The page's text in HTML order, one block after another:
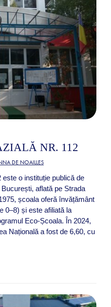
NR. 112
DE NOAILLES
o instituție publică de
aflată pe Strada
școala oferă învățământ
0–8) și este afiliată la
Eco-Școala. În 2024,
Națională a fost de 6,60, cu